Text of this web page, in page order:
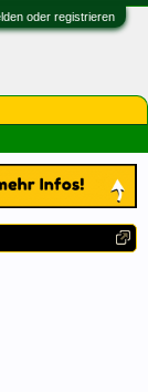
oder registrieren